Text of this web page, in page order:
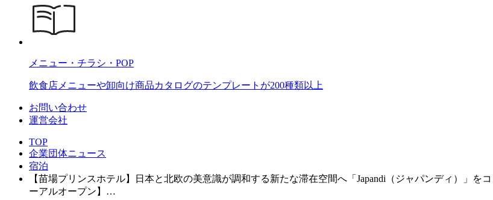
メニュー・チラシ・POP
飲食店メニューや卸向け商品カタログのテンプレートが200種類以上
お問い合わせ
運営会社
TOP
企業団体ニュース
宿泊
【苗場プリンスホテル】日本と北欧の美意識が調和する新たな滞在空間へ「Japandi（ジャパンディ）」を
ーアルオープン】…